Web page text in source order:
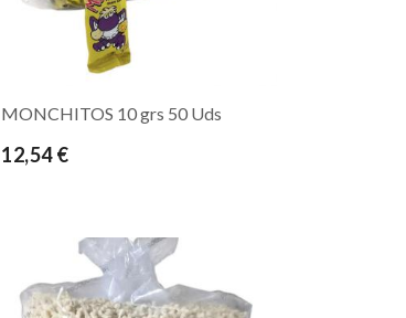
MONCHITOS 10 grs 50 Uds
12,54 €